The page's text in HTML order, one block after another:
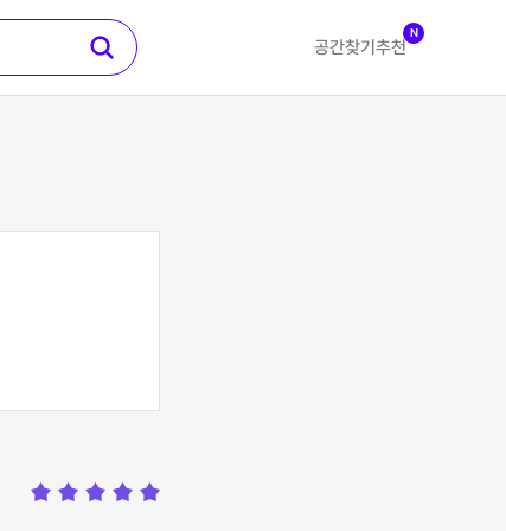
공간찾기 추천
N